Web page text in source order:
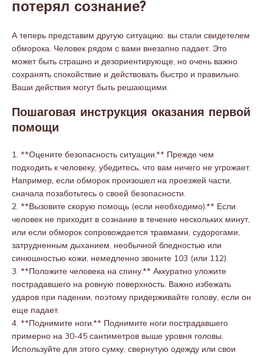
потерял сознание?
А теперь представим другую ситуацию: вы стали свидетелем
обморока. Человек рядом с вами внезапно падает. Это
может быть страшно и дезориентирующе, но очень важно
сохранять спокойствие и действовать быстро и правильно.
Ваши действия могут быть решающими.
Пошаговая инструкция оказания первой
помощи
1. **Оцените безопасность ситуации.** Прежде чем
подходить к человеку, убедитесь, что вам ничего не угрожает.
Например, если обморок произошел на проезжей части,
сначала позаботьтесь о своей безопасности.
2. **Вызовите скорую помощь (если необходимо).** Если
человек не приходит в сознание в течение нескольких минут,
или если обморок сопровождается травмами, судорогами,
затрудненным дыханием, необычной бледностью или
синюшностью кожи, немедленно звоните 103 (или 112).
3. **Положите человека на спину.** Аккуратно уложите
пострадавшего на ровную поверхность. Важно избежать
ударов при падении, поэтому придерживайте голову, если он
еще падает.
4. **Поднимите ноги.** Поднимите ноги пострадавшего
примерно на 30-45 сантиметров выше уровня головы.
Используйте для этого сумку, свернутую одежду или свои